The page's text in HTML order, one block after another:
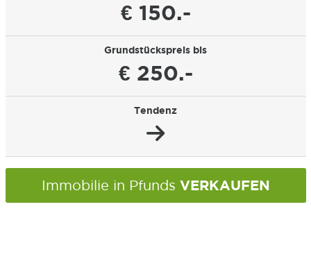
€ 150.-
Grundstückspreis bis
€ 250.-
Tendenz
Immobilie in Pfunds VERKAUFEN